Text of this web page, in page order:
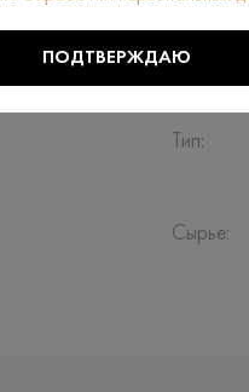
Тип:
Сырье:
ПОДТВЕРЖДАЮ